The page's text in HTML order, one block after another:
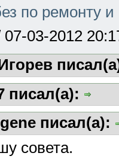
по ремонту
07-03-2012
писал(а):
писал(а):
совета.